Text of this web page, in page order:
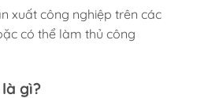
xuất công nghiệp trên các
có thể làm thủ công
gì?